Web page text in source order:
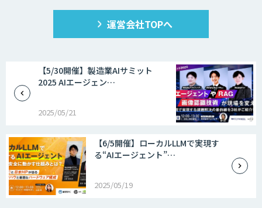
運営会社TOPへ
【5/30開催】製造業AIサミット
2025 AIエージェン…
2025/05/21
【6/5開催】ローカルLLMで実現す
る“AIエージェント”…
2025/05/19